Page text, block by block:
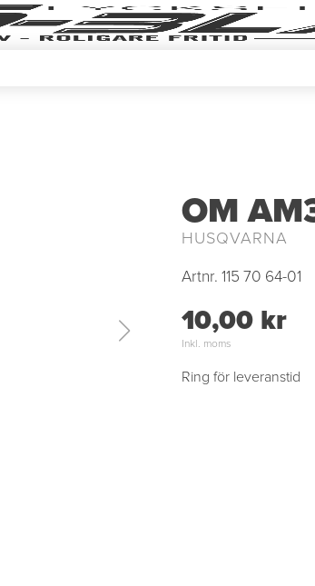
OM
HUSQVARNA
Artnr.115 70 64-01
10,00 kr
Inkl. moms
Ring för leveranstid